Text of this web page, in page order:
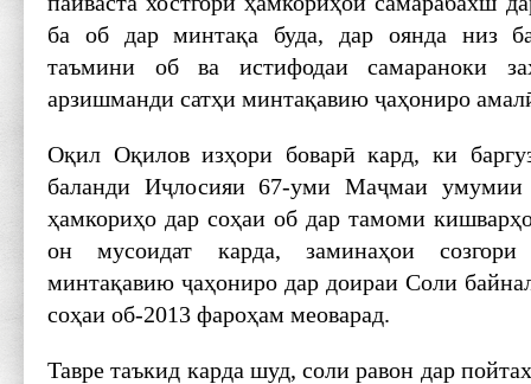
ба об дар минтақа буда, дар оянда низ
таъмини об ва истифодаи самараноки
арзишманди сатҳи минтақавию ҷаҳониро
Оқил Оқилов изҳори боварӣ кард, ки
баланди Иҷлосияи 67-уми Маҷмаи
ҳамкориҳо дар соҳаи об дар тамоми
он мусоидат карда, заминаҳои созгори
минтақавию ҷаҳониро дар доираи Соли
соҳаи об-2013 фароҳам меоварад.
Тавре таъкид карда шуд, соли равон дар